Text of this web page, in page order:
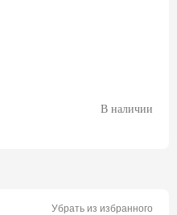
В наличии
Убрать из избранного